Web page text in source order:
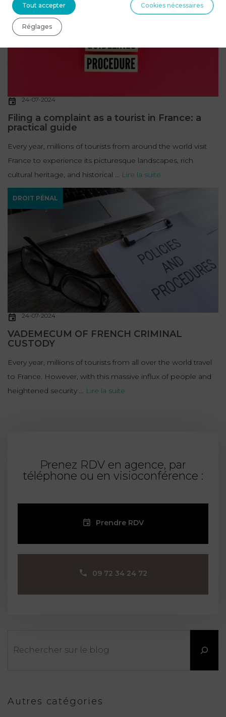
24-07-2024
Filing a complaint as a tourist in France: a
practical guide
Every year, millions of tourists from around the world visit
France to experience its picturesque landscapes, rich
cultural heritage, and historical ... Lire la suite
DROIT PÉNAL
24-07-2024
VADEMECUM OF FRENCH CRIMINAL
CUSTODY
Every year, millions of tourists from all over the world travel
to France. However, with this massive influx of people and
heightened security ... Lire la suite
Prenez RDV en agence, par
téléphone ou en visioconférence :
Prendre RDV
09 72 34 24 72
Autres catégories
Tout accepter Cookies nécessaires
Réglages